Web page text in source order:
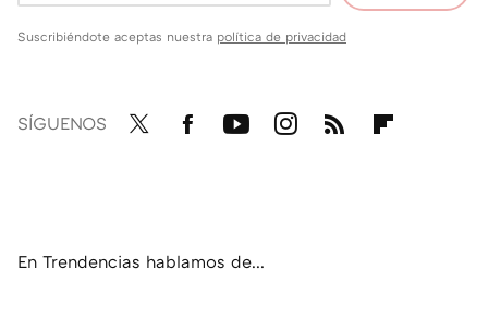
Suscribiéndote aceptas nuestra política de privacidad
SÍGUENOS
En Trendencias hablamos de...